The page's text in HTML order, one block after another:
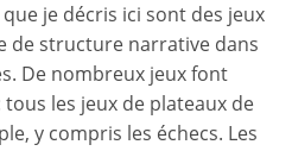
je décris ici sont des jeux
de structure narrative dans
De nombreux jeux font
les jeux de plateaux de
y compris les échecs. Les